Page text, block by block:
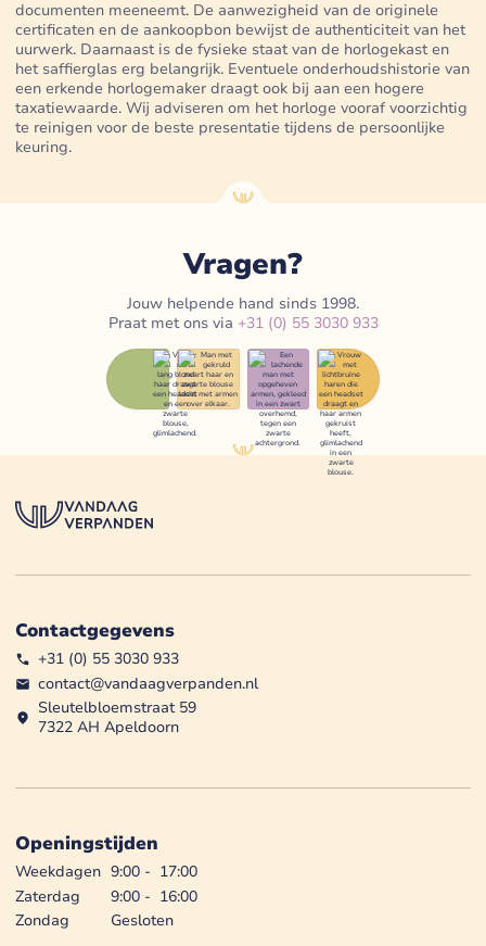
documenten meeneemt. De aanwezigheid van de originele
certificaten en de aankoopbon bewijst de authenticiteit van het
uurwerk. Daarnaast is de fysieke staat van de horlogekast en
het saffierglas erg belangrijk. Eventuele onderhoudshistorie van
een erkende horlogemaker draagt ook bij aan een hogere
taxatiewaarde. Wij adviseren om het horloge vooraf voorzichtig
te reinigen voor de beste presentatie tijdens de persoonlijke
keuring.
Vragen?
Jouw helpende hand sinds 1998.
Praat met ons via +31 (0) 55 3030 933
Contactgegevens
+31 (0) 55 3030 933
contact@vandaagverpanden.nl
Sleutelbloemstraat 59
7322 AH Apeldoorn
Openingstijden
Weekdagen 9:00 - 17:00
Zaterdag
9:00 - 16:00
Zondag
Gesloten